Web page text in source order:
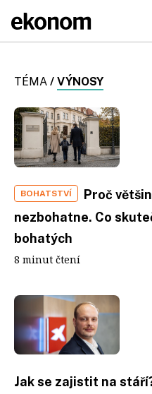
TÉMA / VÝNOSY
BOHATSTVÍ
Proč
nezbohatne. Co
bohatých
8 minut čtení
Jak se zajistit na